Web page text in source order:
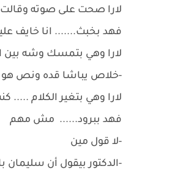
لارا صحت على صوته
فهد بخبث....... انا خايف
لارا وهي بتمسك وشه بين
-خلاص يباشا قده ونص هو
لارا وهي بتغير الكلام .....
فهد ببرود...... مش مهم
-لا قول مين
-الدكتور بيقول أن سليمان